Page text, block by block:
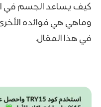
كيف يساعد الجسم في
وماهي هي فوائده
في هذا المقال.